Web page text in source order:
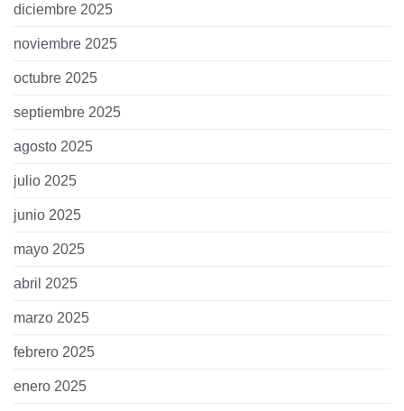
diciembre 2025
noviembre 2025
octubre 2025
septiembre 2025
agosto 2025
julio 2025
junio 2025
mayo 2025
abril 2025
marzo 2025
febrero 2025
enero 2025